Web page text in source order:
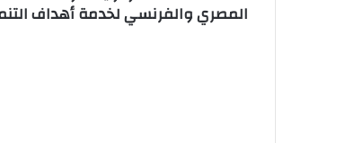
المصري والفرنسي لخدمة أهداف